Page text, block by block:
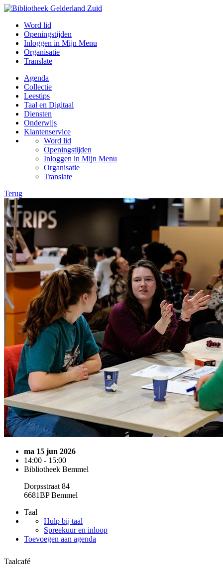
Word lid
Openingstijden
Inloggen in Mijn Menu
Organisatie
Translate
Agenda
Collectie
Leestips
Taal en Digitaal
Diensten
Onderwijs
Klantenservice
Word lid
Openingstijden
Inloggen in Mijn Menu
Organisatie
Translate
Terug
ma 15 jun 2026
14:00 - 15:00
Bibliotheek Bemmel
Dorpsstraat 84
6681BP Bemmel
Taal
Hulp bij taal
Spreekuur en inloop
Toevoegen aan agenda
Taalcafé